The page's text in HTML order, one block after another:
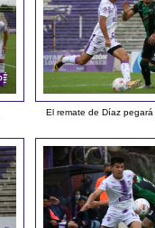
El remate de Díaz